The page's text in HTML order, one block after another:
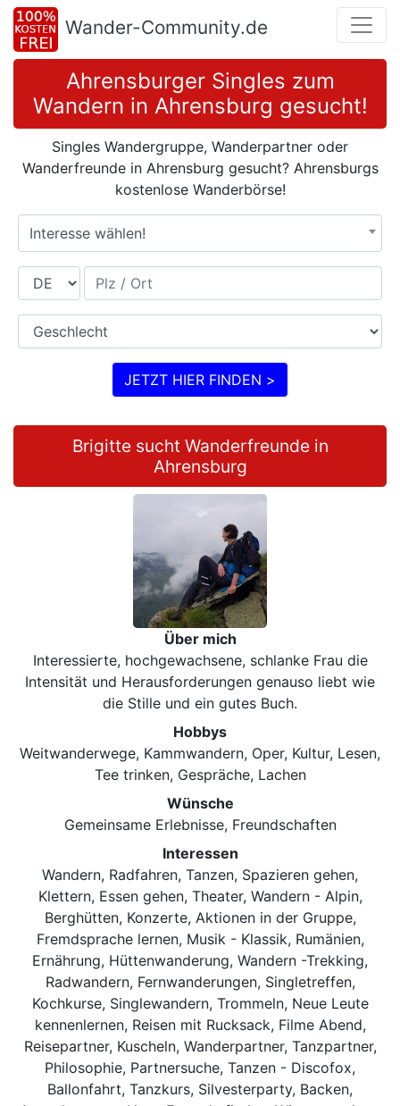
Wander-Community.de
Ahrensburger Singles zum
Wandern in Ahrensburg gesucht!
Singles Wandergruppe, Wanderpartner oder
Wanderfreunde in Ahrensburg gesucht? Ahrensburgs
kostenlose Wanderbörse!
Interesse wählen!
Land Plz / Ort
Geschlecht
JETZT HIER FINDEN >
Brigitte sucht Wanderfreunde in
Ahrensburg
Über mich
Interessierte, hochgewachsene, schlanke Frau die
Intensität und Herausforderungen genauso liebt wie
die Stille und ein gutes Buch.
Hobbys
Weitwanderwege, Kammwandern, Oper, Kultur, Lesen,
Tee trinken, Gespräche, Lachen
Wünsche
Gemeinsame Erlebnisse, Freundschaften
Interessen
Wandern, Radfahren, Tanzen, Spazieren gehen,
Klettern, Essen gehen, Theater, Wandern - Alpin,
Berghütten, Konzerte, Aktionen in der Gruppe,
Fremdsprache lernen, Musik - Klassik, Rumänien,
Ernährung, Hüttenwanderung, Wandern -Trekking,
Radwandern, Fernwanderungen, Singletreffen,
Kochkurse, Singlewandern, Trommeln, Neue Leute
kennenlernen, Reisen mit Rucksack, Filme Abend,
Reisepartner, Kuscheln, Wanderpartner, Tanzpartner,
Philosophie, Partnersuche, Tanzen - Discofox,
Ballonfahrt, Tanzkurs, Silvesterparty, Backen,